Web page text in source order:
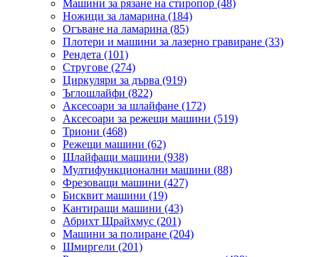
Машини за рязане на стиропор (48)
Ножици за ламарина (184)
Огъване на ламарина (85)
Плотери и машини за лазерно гравиране (33)
Рендета (101)
Стругове (274)
Циркуляри за дърва (919)
Ъглошлайфи (822)
Аксесоари за шлайфане (172)
Аксесоари за режещи машини (519)
Триони (468)
Режещи машини (62)
Шлайфащи машини (938)
Мултифункционални машини (88)
Фрезоващи машини (427)
Бисквит машини (19)
Кантиращи машини (43)
Абрихт Щрайхмус (201)
Машини за полиране (204)
Шмиргели (201)